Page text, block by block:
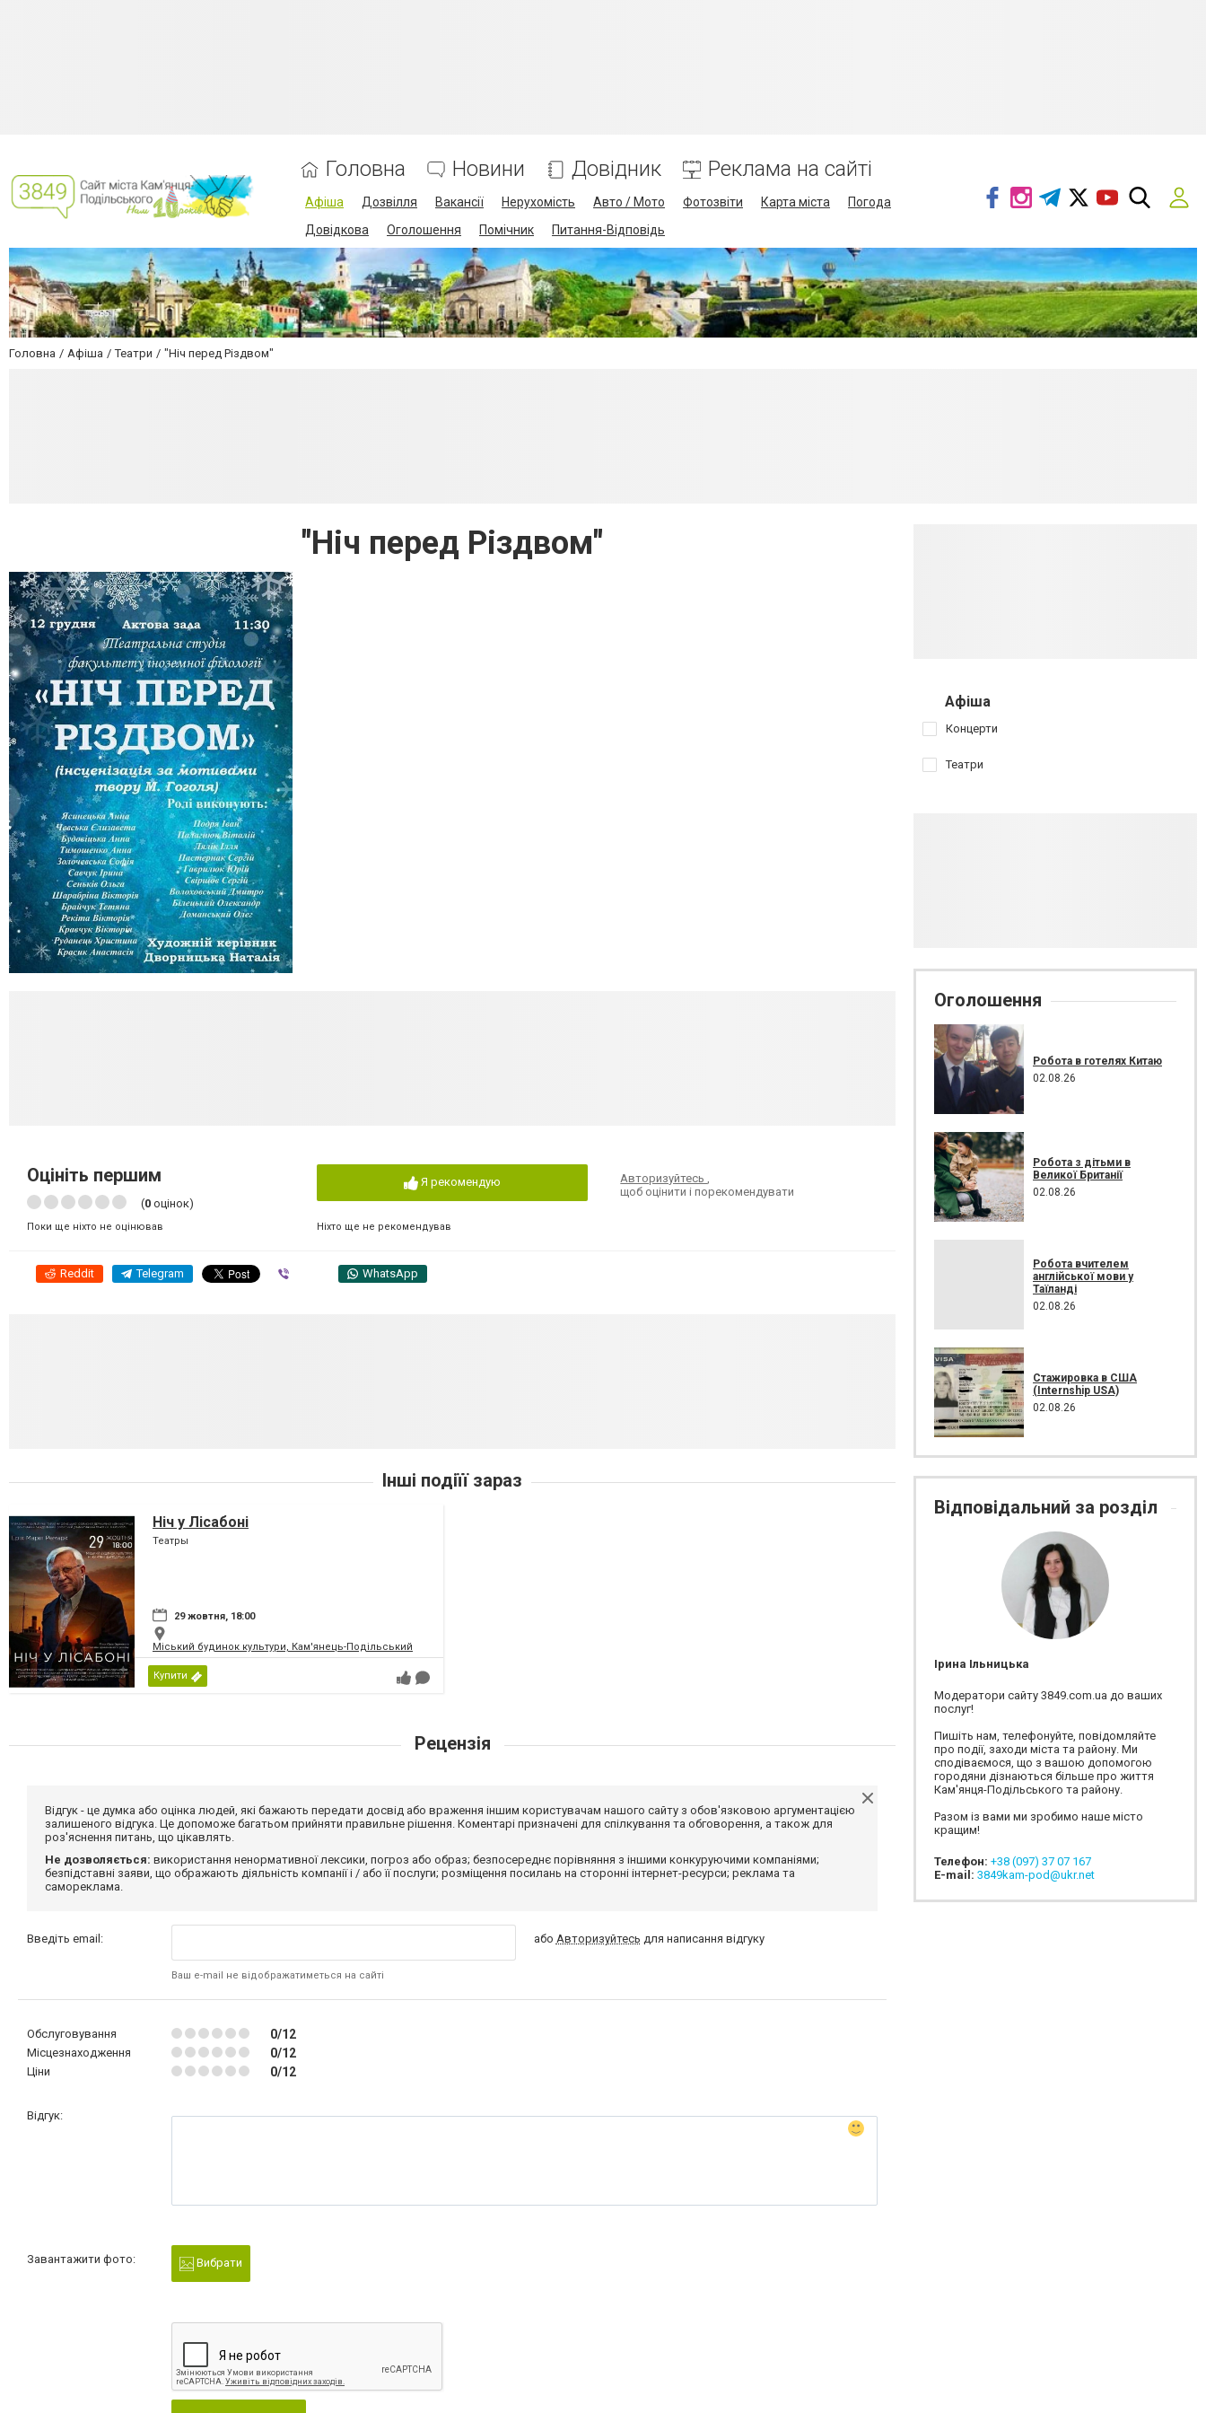
Головна Новини Довідник Реклама на сайті
Афіша Дозвілля Вакансії Нерухомість Авто / Мото Фотозвіти Карта міста
Погода
Довідкова
Оголошення Помічник Питання-Відповідь
Головна Афіша Театри "Ніч перед Різдвом"
"Ніч перед Різдвом"
Оцініть першим
(0 оцінок)
Поки ще ніхто не оцінював
Я рекомендую
Ніхто ще не рекомендував
Авторизуйтесь,
щоб оцінити і порекомендувати
Reddit Telegram WhatsApp
Інші подіїї зараз
Ніч у Лісабоні
Театры
29 жовтня, 18:00
Міський будинок культури, Кам'янець-Подільський
Купити
Рецензія
Відгук - це думка або оцінка людей, які бажають передати досвід або враження іншим користувачам нашого сайту з обов'язковою аргументацією
залишеного відгука. Це допоможе багатьом прийняти правильне рішення. Коментарі призначені для спілкування та обговорення, а також для
роз'яснення питань, що цікавлять.
Не дозволяється: використання ненормативної лексики, погроз або образ; безпосереднє порівняння з іншими конкуруючими компаніями;
безпідставні заяви, що ображають діяльність компанії і / або її послуги; розміщення посилань на сторонні інтернет-ресурси; реклама та
самореклама.
Введіть email:
Ваш e-mail не відображатиметься на сайті
або Авторизуйтесь для написання відгуку
Обслуговування 0/12
Місцезнаходження 0/12
Ціни 0/12
Відгук:
Завантажити фото: Вибрати
Афіша
Концерти
Театри
Оголошення
Робота в готелях Китаю
02.08.26
Робота з дітьми в
Великої Британії
02.08.26
Робота вчителем
англійської мови у
Таїланді
02.08.26
Стажировка в США
(Internship USA)
02.08.26
Відповідальний за розділ
Ірина Ільницька
Модератори сайту 3849.com.ua до ваших
послуг!
Пишіть нам, телефонуйте, повідомляйте
про події, заходи міста та району. Ми
сподіваємося, що з вашою допомогою
городяни дізнаються більше про життя
Кам'янця-Подільського та району.
Разом із вами ми зробимо наше місто
кращим!
Телефон: +38 (097) 37 07 167
E-mail: 3849kam-pod@ukr.net